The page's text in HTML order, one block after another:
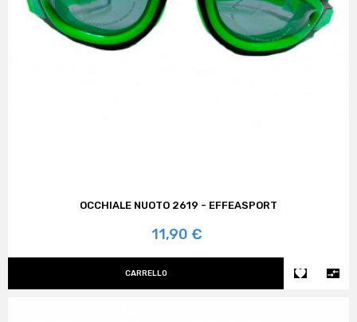
OCCHIALE NUOTO 2619 - EFFEASPORT
Prezzo
11,90 €
CARRELLO  